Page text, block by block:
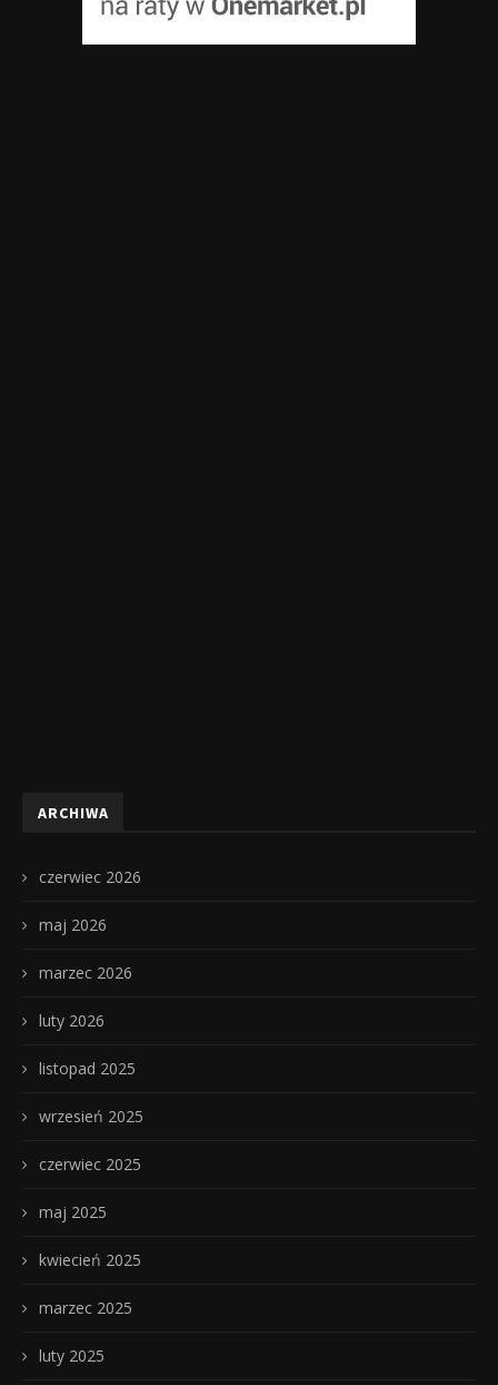
ARCHIWA
czerwiec 2026
maj 2026
marzec 2026
luty 2026
listopad 2025
wrzesień 2025
czerwiec 2025
maj 2025
kwiecień 2025
marzec 2025
luty 2025